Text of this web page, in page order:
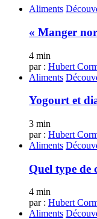
Aliments
« Manger
4 min
par : Hubert
Aliments
Yogourt et
3 min
par : Hubert
Aliments
Quel type de
4 min
par : Hubert
Aliments